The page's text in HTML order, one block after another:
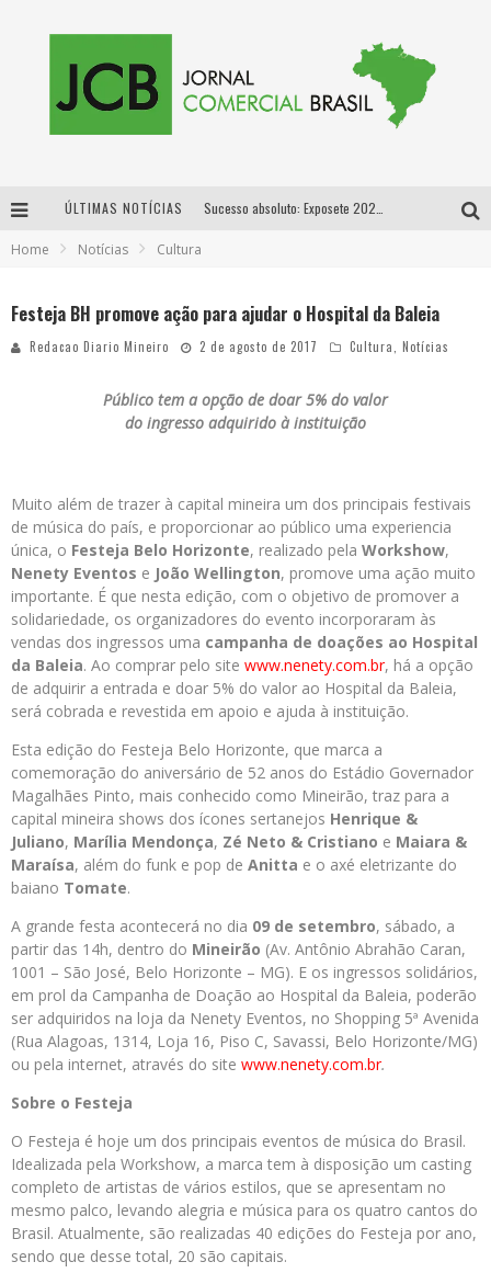
ÚLTIMAS NOTÍCIAS
Home Notícias Cultura
Festeja BH promove ação para ajudar o Hospital da Baleia
Redacao Diario Mineiro 2 de agosto de 2017 Cultura Notícias
Público tem a opção de doar5% do valor
do ingresso adquirido à instituição
Muito além de trazer à capital mineira um dos principais festivais
de música do país, e proporcionar ao público uma experiencia
única, o Festeja Belo Horizonte, realizado pela Workshow,
Nenety Eventos e João Wellington, promove uma ação muito
importante. É que nesta edição, com o objetivo de promover a
solidariedade, os organizadores do evento incorporaram às
vendas dos ingressos uma campanha de doações ao Hospital
da Baleia. Ao comprar pelo site www.nenety.com.br, há a opção
de adquirir a entrada e doar 5% do valor ao Hospital da Baleia,
será cobrada e revestida em apoio e ajuda à instituição.
Esta edição do Festeja Belo Horizonte, que marca a
comemoração do aniversário de 52 anos do Estádio Governador
Magalhães Pinto, mais conhecido como Mineirão, traz para a
capital mineira shows dos ícones sertanejos Henrique &
Juliano, Marília Mendonça, Zé Neto & Cristiano e Maiara &
Maraísa, além do funk e pop de Anitta e o axé eletrizante do
baiano Tomate.
A grande festa acontecerá no dia 09 de setembro, sábado, a
partir das 14h, dentro do Mineirão (Av. Antônio Abrahão Caran,
1001 – São José, Belo Horizonte – MG). E os ingressos solidários,
em prol da Campanha de Doação ao Hospital da Baleia, poderão
ser adquiridos na loja da Nenety Eventos, no Shopping 5ª Avenida
(Rua Alagoas, 1314, Loja 16, Piso C, Savassi, Belo Horizonte/MG)
ou pela internet, através do site www.nenety.com.br.
Sobre o Festeja
O Festeja é hoje um dos principais eventos de música do Brasil.
Idealizada pela Workshow, a marca tem à disposição um casting
completo de artistas de vários estilos, que se apresentam no
mesmo palco, levando alegria e música para os quatro cantos do
Brasil. Atualmente, são realizadas 40 edições do Festeja por ano,
sendo que desse total, 20 são capitais.